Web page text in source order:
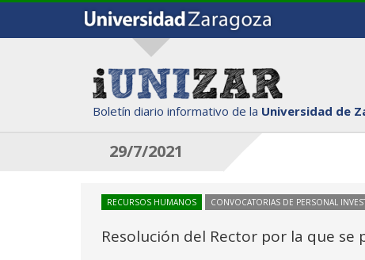
Boletín diario informativo de la Universidad de
29/7/2021
RECURSOS HUMANOS CONVOCATORIAS DE PERSONAL
Resolución del Rector por la que